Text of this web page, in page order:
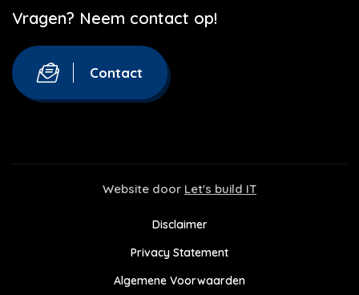
Vragen? Neem contact op!
Contact
Website door Let's build IT
Disclaimer
Privacy Statement
Algemene Voorwaarden